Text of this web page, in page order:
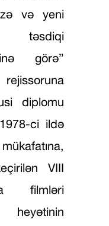
və yeni
təsdiqi
görə”
rejissoruna
diplomu
ci ildə
VIII
filmləri
heyətinin